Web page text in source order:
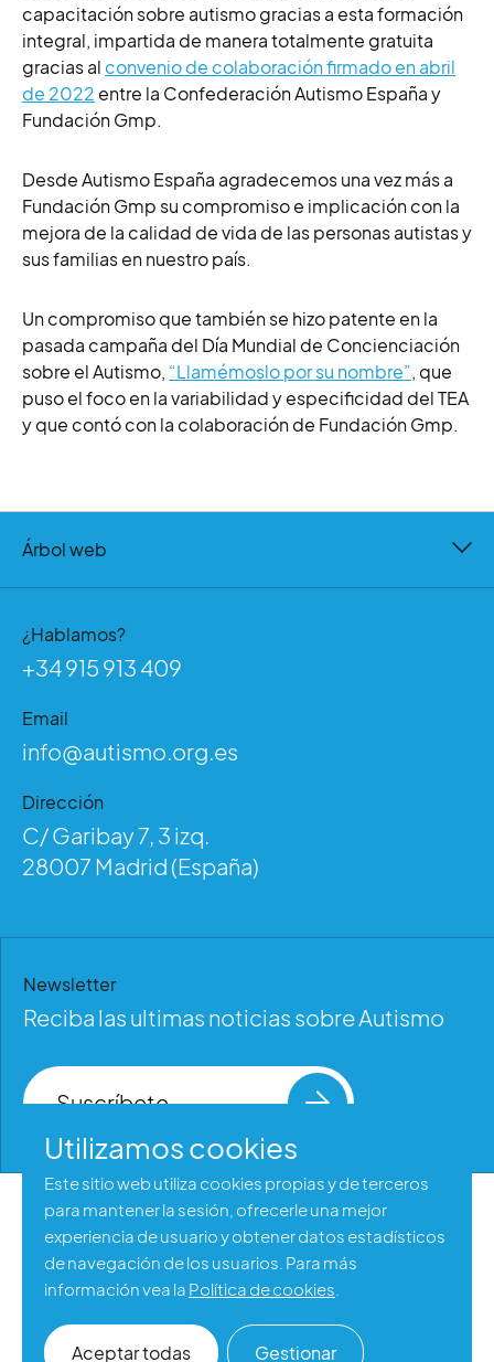
capacitación sobre autismo gracias a esta formación
integral, impartida de manera totalmente gratuita
gracias al convenio de colaboración firmado en abril
de 2022 entre la Confederación Autismo España y
Fundación Gmp.
Desde Autismo España agradecemos una vez más a
Fundación Gmp su compromiso e implicación con la
mejora de la calidad de vida de las personas autistas y
sus familias en nuestro país.
Un compromiso que también se hizo patente en la
pasada campaña del Día Mundial de Concienciación
sobre el Autismo, “Llamémoslo por su nombre”, que
puso el foco en la variabilidad y especificidad del TEA
y que contó con la colaboración de Fundación Gmp.
Árbol web
¿Hablamos?
+34 915 913 409
Email
info@autismo.org.es
Dirección
C/ Garibay 7, 3 izq.
28007 Madrid (España)
Newsletter
Reciba las ultimas noticias sobre Autismo
Suscríbete
Aviso legal
Política de privacidad
Política de cookies
Accesibilidad web
Utilizamos cookies
Este sitio web utiliza cookies propias y de terceros
para mantener la sesión, ofrecerle una mejor
experiencia de usuario y obtener datos estadísticos
de navegación de los usuarios. Para más
información vea la Política de cookies
Aceptar todas Gestionar